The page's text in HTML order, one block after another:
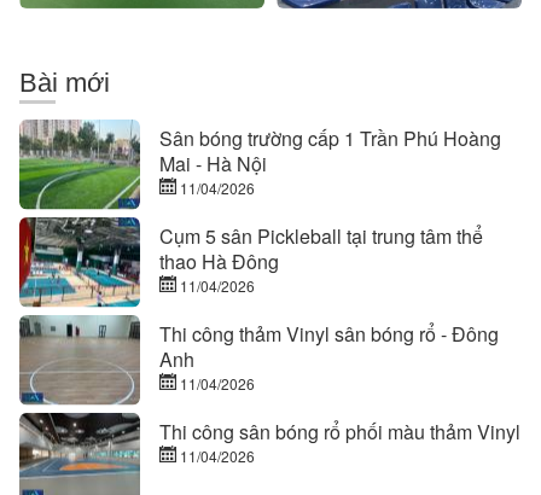
Bài mới
Sân bóng trường cấp 1 Trần Phú Hoàng
Mai - Hà Nội
11/04/2026
Cụm 5 sân Pickleball tại trung tâm thể
thao Hà Đông
11/04/2026
Thi công thảm Vinyl sân bóng rổ - Đông
Anh
11/04/2026
Thi công sân bóng rổ phối màu thảm Vinyl
11/04/2026